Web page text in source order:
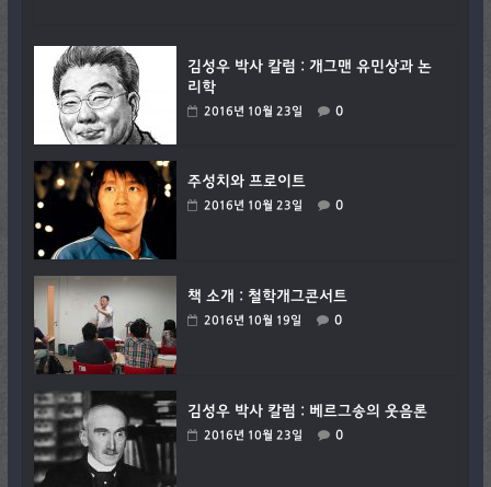
김성우 박사 칼럼 : 개그맨 유민상과 논
리학
2016년 10월 23일 0
주성치와 프로이트
2016년 10월 23일 0
책 소개 : 철학개그콘서트
2016년 10월 19일 0
김성우 박사 칼럼 : 베르그송의 웃음론
2016년 10월 23일 0